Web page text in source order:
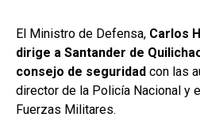
El Ministro de Defensa, Carlos
dirige a Santander de
consejo de seguridad con las
director de la Policía Nacional y
Fuerzas Militares.